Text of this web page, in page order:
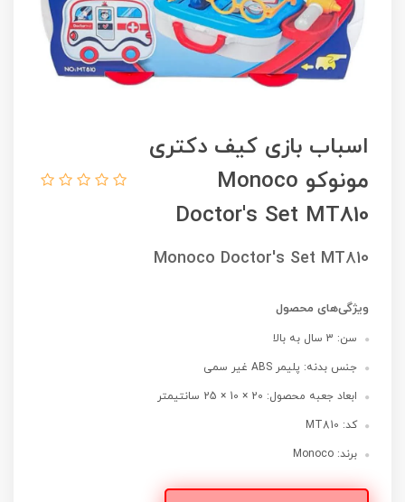
اسباب بازی کیف دکتری
مونوکو Monoco
Doctor's Set MT810
Monoco Doctor's Set MT810
ویژگی‌های محصول
سن: 3 سال به بالا
جنس بدنه: پلیمر ABS غیر سمی
ابعاد جعبه محصول: 20 × 10 × 25 سانتیمتر
کد: MT810
برند: Monoco